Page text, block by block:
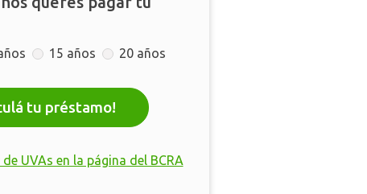
15 años 20 años
tu préstamo!
UVAs en la página del BCRA